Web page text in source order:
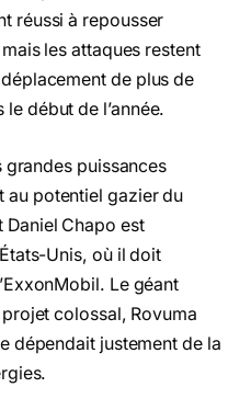
réussi à repousser
les attaques restent
de plus de
début de l’année.
puissances
au potentiel gazier du
Chapo est
Unis, où il doit
Le géant
colossal, Rovuma
dépendait justement de la